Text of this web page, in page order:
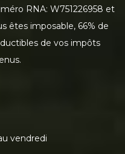
RNA: W751226958 et
êtes imposable, 66% de
de vos impôts
vendredi